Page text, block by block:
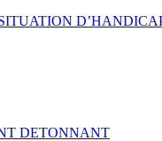
DETONNANT